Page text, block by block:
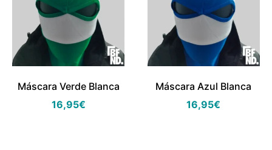
Máscara Verde Blanca
16,95€
Máscara Azul Blanca
16,95€